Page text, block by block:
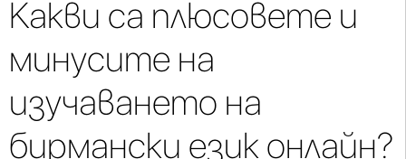
Какви са плюсовете и
минусите на
изучаването на
бирмански език онлайн?